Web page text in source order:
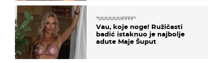
"UUUUUUFFFF"
Vau, koje noge! Ružičasti
badić istaknuo je najbolje
adute Maje Šuput